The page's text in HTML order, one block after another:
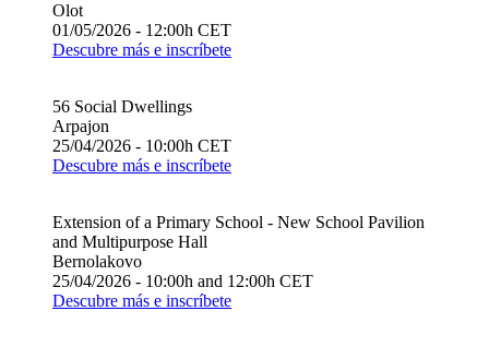
Olot
01/05/2026 - 12:00h CET
Descubre más e inscríbete
56 Social Dwellings
Arpajon
25/04/2026 - 10:00h CET
Descubre más e inscríbete
Extension of a Primary School - New School Pavilion
and Multipurpose Hall
Bernolakovo
25/04/2026 - 10:00h and 12:00h CET
Descubre más e inscríbete